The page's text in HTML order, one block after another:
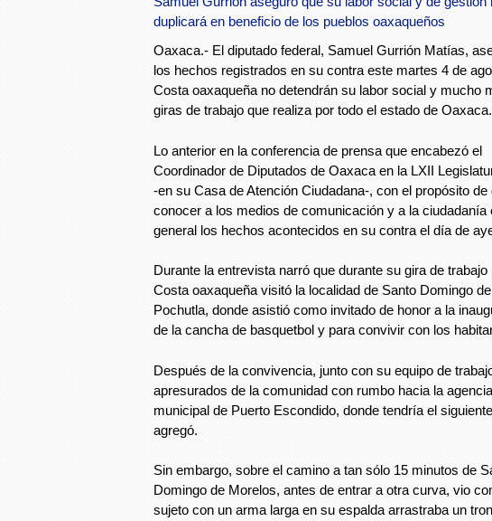
duplicará en beneficio de los pueblos oaxaqueños
Oaxaca.- El diputado federal, Samuel Gurrión Matías,
los hechos registrados en su contra este martes 4 de
Costa oaxaqueña no detendrán su labor social y mucho
giras de trabajo que realiza por todo el estado de Oaxaca.
Lo anterior en la conferencia de prensa que encabezó el
Coordinador de Diputados de Oaxaca en la LXII
-en su Casa de Atención Ciudadana-, con el propósito de
conocer a los medios de comunicación y a la ciudadanía
general los hechos acontecidos en su contra el día de
Durante la entrevista narró que durante su gira de trabajo
Costa oaxaqueña visitó la localidad de Santo Domingo
Pochutla, donde asistió como invitado de honor a la
de la cancha de basquetbol y para convivir con los
Después de la convivencia, junto con su equipo de
apresurados de la comunidad con rumbo hacia la agencia
municipal de Puerto Escondido, donde tendría el
agregó.
Sin embargo, sobre el camino a tan sólo 15 minutos de
Domingo de Morelos, antes de entrar a otra curva, vio
sujeto con un arma larga en su espalda arrastraba un